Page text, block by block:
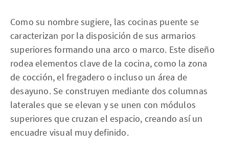
Como su nombre sugiere, las cocinas puente se
caracterizan por la disposición de sus armarios
superiores formando una arco o marco. Este diseño
rodea elementos clave de la cocina, como la zona
de cocción, el fregadero o incluso un área de
desayuno. Se construyen mediante dos columnas
laterales que se elevan y se unen con módulos
superiores que cruzan el espacio, creando así un
encuadre visual muy definido.